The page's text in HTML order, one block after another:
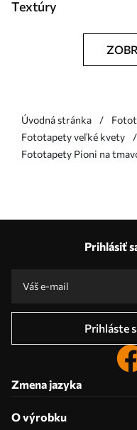
Textúry
Úvodná stránka
Fototapety veľké kvety
Fototapety Pioni na
Prihlásiť
Prihláste
Zmena jazyka
O výrobku